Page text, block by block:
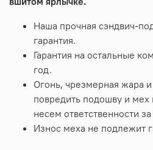
Наша прочная сэндвич-
гарантия.
Гарантия на остальные
год.
Огонь, чрезмерная жара
повредить подошву и
несем ответственности
Износ меха не подлежит